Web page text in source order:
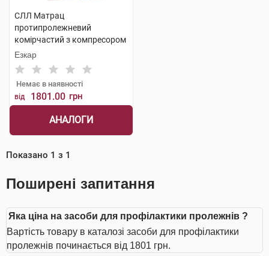
СЛЛ Матрац
протипролежневий
комірчастий з компресором
1 шт
Езкар
Немає в наявності
від 1801.00 грн
АНАЛОГИ
Показано 1 з 1
Поширені запитання
Яка ціна на засоби для профілактики пролежнів ?
Вартість товару в каталозі засоби для профілактики
пролежнів починається від 1801 грн.